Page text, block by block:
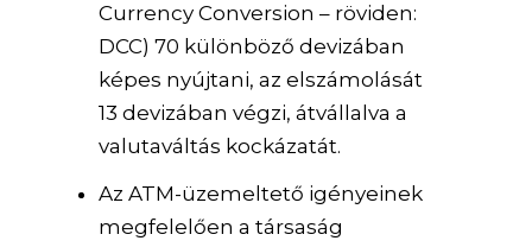
Currency Conversion – röviden:
DCC) 70 különböző devizában
képes nyújtani, az elszámolását
13 devizában végzi, átvállalva a
valutaváltás kockázatát.
Az ATM-üzemeltető igényeinek
megfelelően a társaság